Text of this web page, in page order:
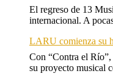
El regreso de 13
internacional. A
LARU comienza su
Con “Contra el
su proyecto musical